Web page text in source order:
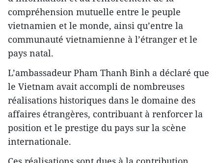
compréhension mutuelle entre le peuple
vietnamien et le monde, ainsi qu’entre la
communauté vietnamienne à l’étranger et le
pays natal.
L’ambassadeur Pham Thanh Binh a déclaré que
le Vietnam avait accompli de nombreuses
réalisations historiques dans le domaine des
affaires étrangères, contribuant à renforcer la
position et le prestige du pays sur la scène
internationale.